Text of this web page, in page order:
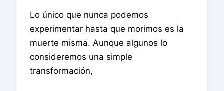
Lo único que nunca podemos
experimentar hasta que morimos es la
muerte misma. Aunque algunos lo
consideremos una simple
transformación,